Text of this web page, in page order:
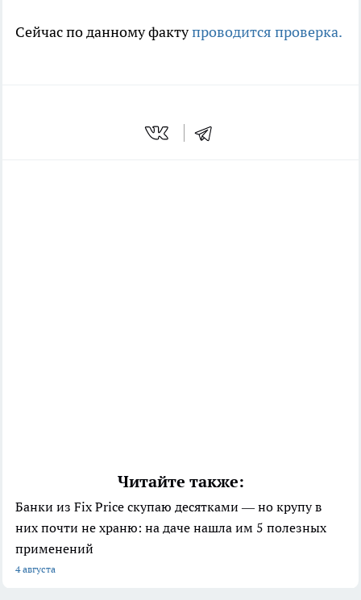
Сейчас по данному фактупроводится проверка.
Читайте также:
Банки из Fix Price скупаю десятками — но крупу в
них почти не храню: на даче нашла им 5 полезных
применений
4 августа